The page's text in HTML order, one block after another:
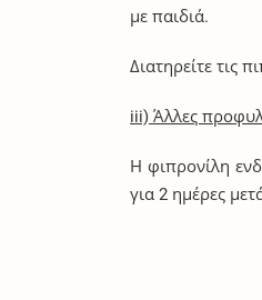
με παιδιά.
Διατηρείτε τις
iii) Άλλες
Η φιπρονίλη
για 2 ημέρες